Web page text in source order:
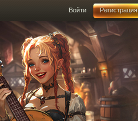
Войти Регистрация